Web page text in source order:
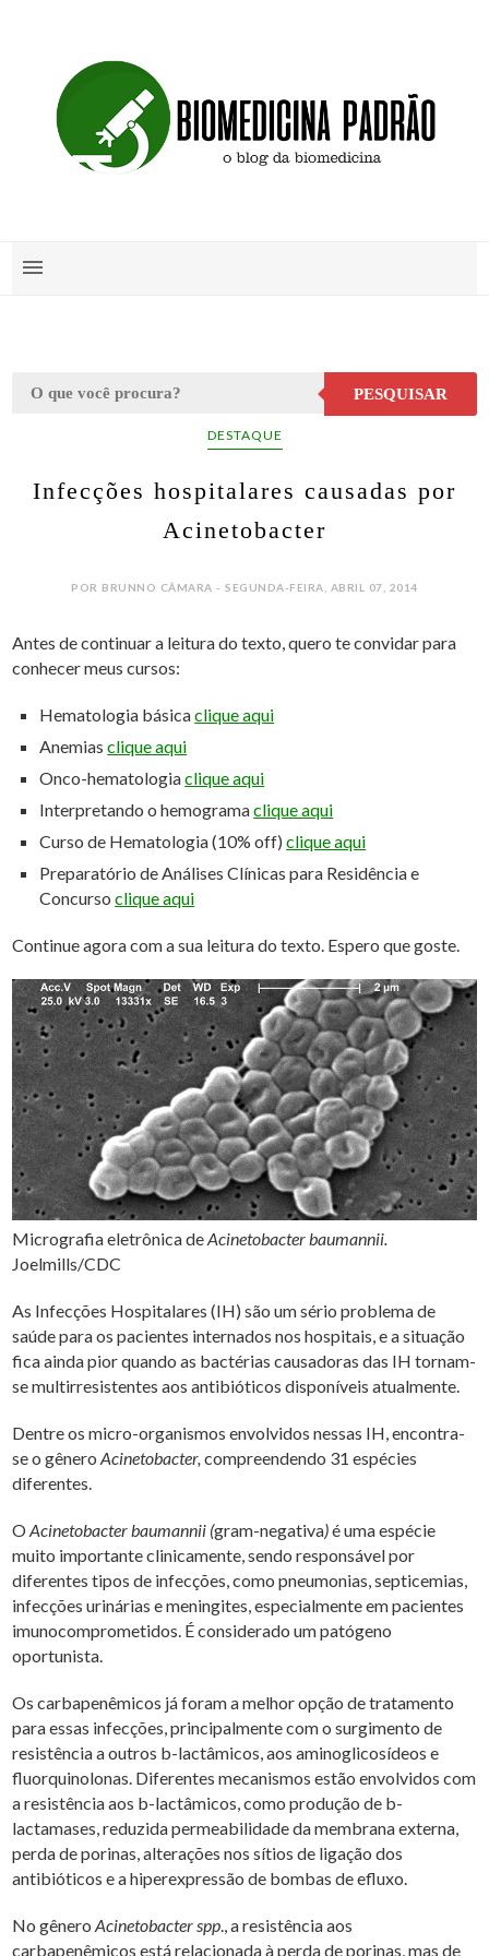
PESQUISAR
DESTAQUE
Infecções hospitalares causadas por
Acinetobacter
POR BRUNNO CÂMARA - SEGUNDA-FEIRA, ABRIL 07, 2014
Antes de continuar a leitura do texto, quero te convidar para
conhecer meus cursos:
Hematologia básicaclique aqui
Anemiasclique aqui
Onco-hematologiaclique aqui
Interpretando o hemogramaclique aqui
Curso de Hematologia (10% off)clique aqui
Preparatório de Análises Clínicas para Residência e
Concursoclique aqui
Continue agora com a sua leitura do texto. Espero que goste.
Micrografia eletrônica deAcinetobacter baumannii.
Joelmills/CDC
As Infecções Hospitalares (IH) são um sério problema de
saúde para os pacientes internados nos hospitais, e a situação
fica ainda pior quando as bactérias causadoras das IH tornam-
se multirresistentes aos antibióticos disponíveis atualmente.
Dentre os micro-organismos envolvidos nessas IH, encontra-
se o gêneroAcinetobacter,compreendendo 31 espécies
diferentes.
OAcinetobacter baumannii (gram-negativa)é uma espécie
muito importante clinicamente, sendo responsável por
diferentes tipos de infecções, como pneumonias, septicemias,
infecções urinárias e meningites, especialmente em pacientes
imunocomprometidos. É considerado um patógeno
oportunista.
Os carbapenêmicos já foram a melhor opção de tratamento
para essas infecções, principalmente com o surgimento de
resistência a outros b-lactâmicos, aos aminoglicosídeos e
fluorquinolonas. Diferentes mecanismos estão envolvidos com
a resistência aos b-lactâmicos, como produção de b-
lactamases, reduzida permeabilidade da membrana externa,
perda de porinas, alterações nos sítios de ligação dos
antibióticos e a hiperexpressão de bombas de efluxo.
No gêneroAcinetobacter spp ., a resistência aos
carbapenêmicos está relacionada à perda de porinas, mas de